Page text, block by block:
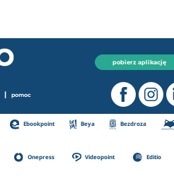
pobierz aplikację
| pomoc
Ebookpoint Beya Bezdroza
Onepress Videopoint Editio